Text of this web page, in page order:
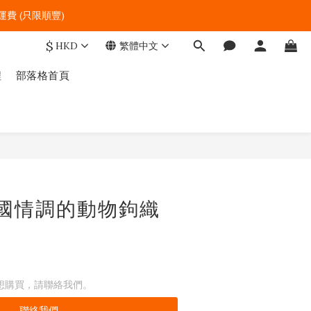
費 (只限順豐)
$ HKD 繁體中文
部落格首頁
情調的動物鉤織
購買，請聯絡我們。